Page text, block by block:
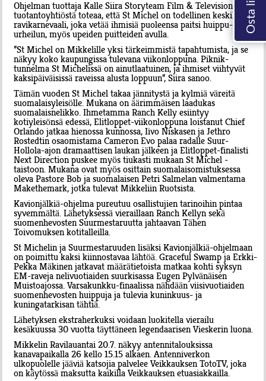
Ohjelman tuottaja Kalle Siira Storyteam Film & Television -
tuotantoyhtiöstä toteaa, että St Michel on todellinen keskikesän
ravikarnevaali, joka vetää ihmisiä puoleensa paitsi huippu-
urheilun, myös upeiden puitteiden avulla.
”St Michel on Mikkelille yksi tärkeimmistä tapahtumista, ja se
näkyy koko kaupungissa tulevana viikonloppuna. Piknik-
tunnelma St Michelissä on ainutlaatuinen, ja ihmiset viihtyvät
kaksipäiväisissä raveissa alusta loppuun”, Siira sanoo.
Tämän vuoden St Michel takaa jännitystä ja kylmiä väreitä
suomalaisyleisölle. Mukana on äärimmäisen laadukas
suomalaisnelikko. Ihmetamma Ranch Kelly esiintyy
kotiyleisönsä edessä, Elitloppet-viikonloppuna loistanut Chief
Orlando jatkaa hienossa kunnossa, Iivo Niskasen ja Jethro
Rostedtin osaomistama Cameron Evo palaa radalle Suur-
Hollola-ajon dramaattisen laukan jälkeen ja Elitloppet-finalisti
Next Direction puskee myös tiukasti mukaan St Michel -
taistoon. Mukana ovat myös osittain suomalaisomistuksessa
oleva Pastore Bob ja suomalaisen Petri Salmelan valmentama
Makethemark, jotka tulevat Mikkeliin Ruotsista.
Kavionjälkiä-ohjelma pureutuu osallistujien tarinoihin pintaa
syvemmältä. Lähetyksessä vieraillaan Ranch Kellyn sekä
suomenhevosten Suurmestaruutta jahtaavan Tähen
Toivomuksen kotitalleilla.
St Michelin ja Suurmestaruuden lisäksi Kavionjälkiä-ohjelmaan
on poimittu kaksi kiinnostavaa lähtöä. Graceful Swamp ja Erkki-
Pekka Mäkinen jatkavat määrätietoista matkaa kohti syksyn
EM-raveja nelivuotiaiden suurkisassa Eugen Pylvänäisen
Muistoajossa. Varsakunkku-finaalissa nähdään viisivuotiaiden
suomenhevosten huippuja ja tulevia kuninkuus- ja
kuningatarkisan tähtiä.
Lähetyksen ekstraherkuksi voidaan luokitella vierailu
kesäkuussa 30 vuotta täyttäneen legendaarisen Vieskerin luona.
Mikkelin Ravilauantai 20.7. näkyy antennitalouksissa
kanavapaikalla 26 kello 15.15 alkaen. Antenniverkon
ulkopuolelle jääviä katsojia palvelee Veikkauksen TotoTV, joka
on käytössä maksutta kaikilla Veikkauksen etuasiakkailla.